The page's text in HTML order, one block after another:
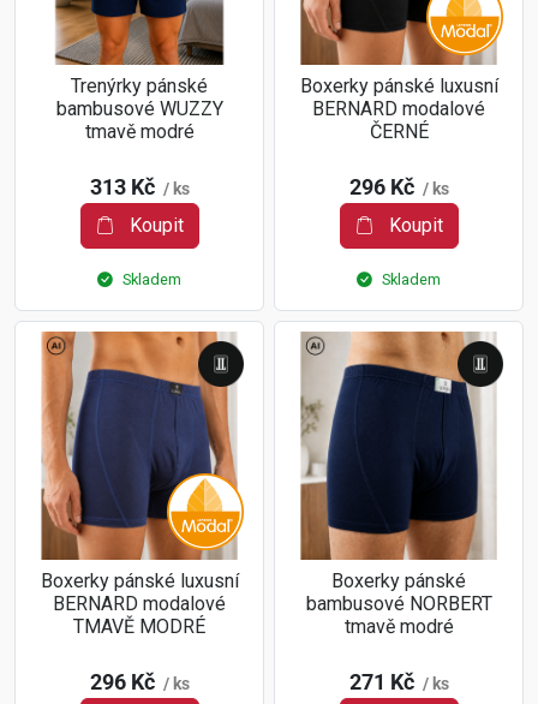
Trenýrky pánské
bambusové WUZZY
tmavě modré
313 Kč / ks
Koupit
Skladem
Boxerky pánské luxusní
BERNARD modalové
ČERNÉ
296 Kč / ks
Koupit
Skladem
Boxerky pánské luxusní
BERNARD modalové
TMAVĚ MODRÉ
296 Kč / ks
Boxerky pánské
bambusové NORBERT
tmavě modré
271 Kč / ks